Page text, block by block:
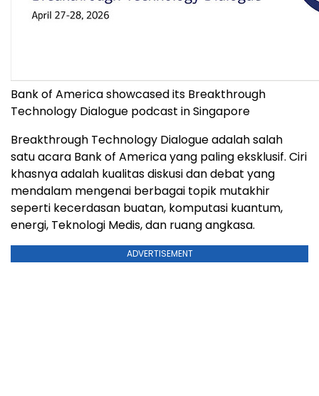
Bank of America showcased its Breakthrough
Technology Dialogue podcast in Singapore
Breakthrough Technology Dialogue adalah salah
satu acara Bank of America yang paling eksklusif. Ciri
khasnya adalah kualitas diskusi dan debat yang
mendalam mengenai berbagai topik mutakhir
seperti kecerdasan buatan, komputasi kuantum,
energi, Teknologi Medis, dan ruang angkasa.
ADVERTISEMENT